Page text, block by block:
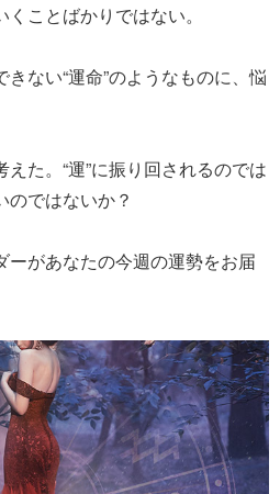
ことばかりではない。
ない“運命”のようなものに、悩
た。“運”に振り回されるのでは
のではないか？
ーがあなたの今週の運勢をお届